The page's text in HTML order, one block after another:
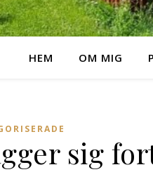
HEM OM MIG
sig